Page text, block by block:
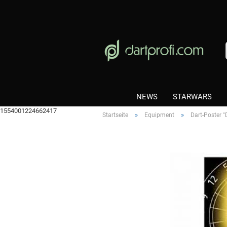
1554001224662417
NEWS STARWARS
Startseite » Equipment » Dart-Poster